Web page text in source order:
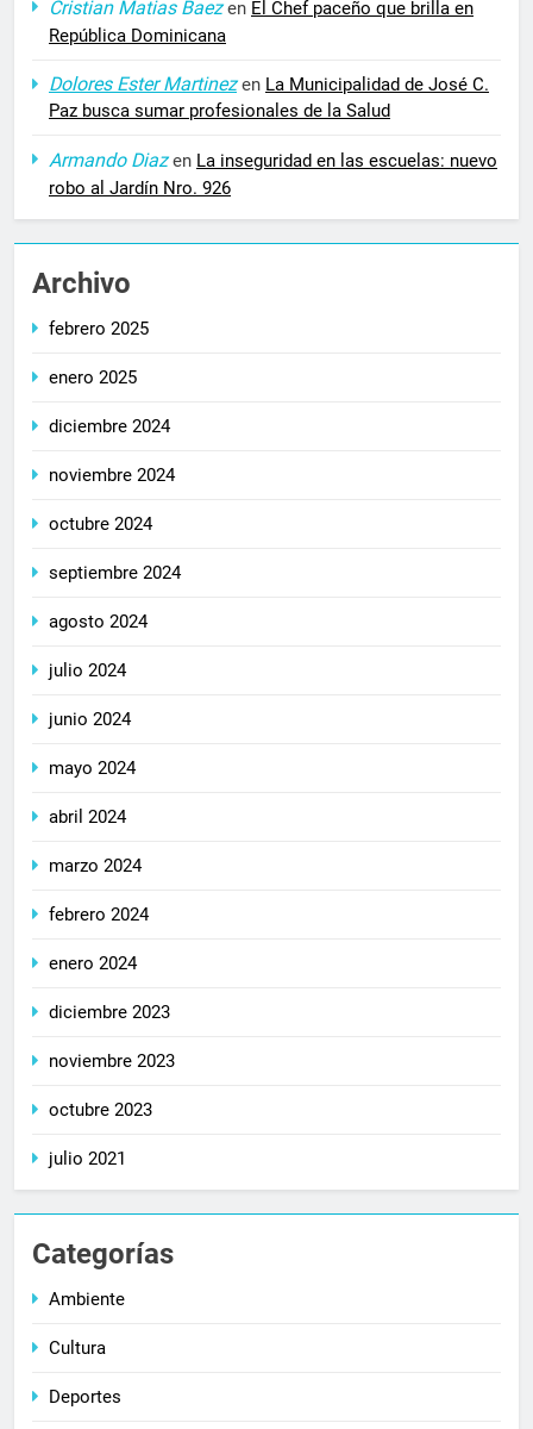
Cristian Matias Baezen El Chef paceño que brilla en
República Dominicana
Dolores Ester Martinezen La Municipalidad de José C.
Paz busca sumar profesionales de la Salud
Armando Diazen La inseguridad en las escuelas: nuevo
robo al Jardín Nro. 926
Archivo
febrero 2025
enero 2025
diciembre 2024
noviembre 2024
octubre 2024
septiembre 2024
agosto 2024
julio 2024
junio 2024
mayo 2024
abril 2024
marzo 2024
febrero 2024
enero 2024
diciembre 2023
noviembre 2023
octubre 2023
julio 2021
Categorías
Ambiente
Cultura
Deportes